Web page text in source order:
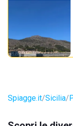
Spiagge.it Sicilia